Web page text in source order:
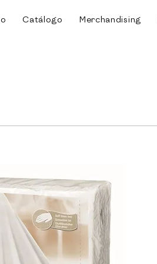
Catálogo Merchandising